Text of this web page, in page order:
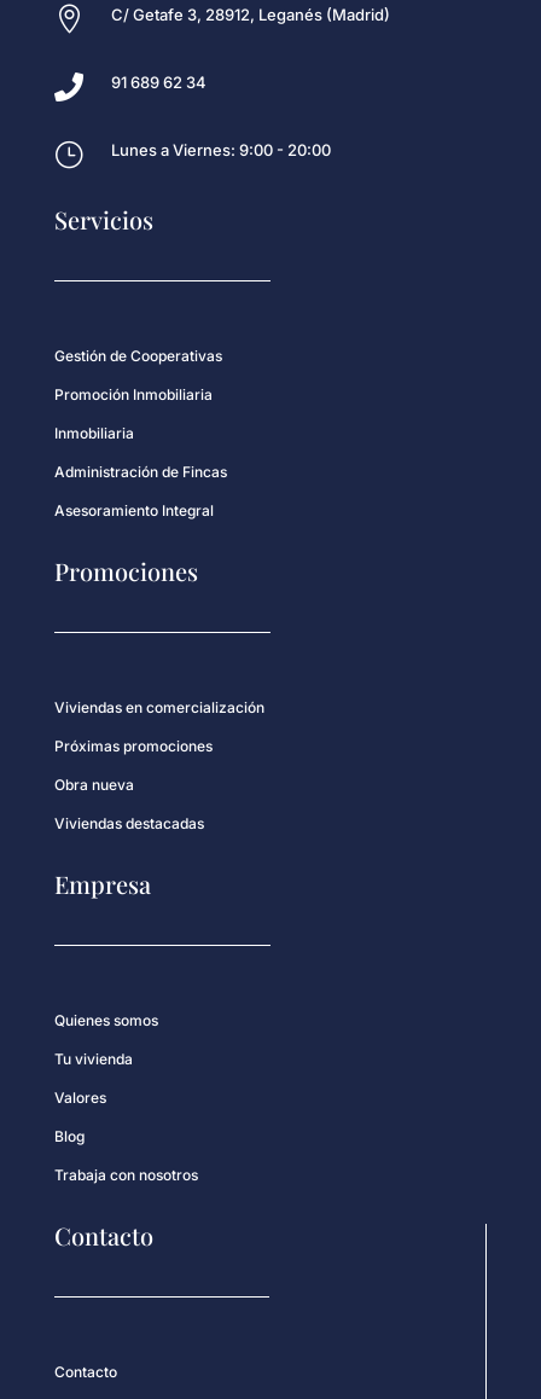
 C/ Getafe 3, 28912, Leganés (Madrid)
 91 689 62 34
} Lunes a Viernes: 9:00 - 20:00
Servicios
Gestión de Cooperativas
Promoción Inmobiliaria
Inmobiliaria
Administración de Fincas
Asesoramiento Integral
Promociones
Viviendas en comercialización
Próximas promociones
Obra nueva
Viviendas destacadas
Empresa
Quienes somos
Tu vivienda
Valores
Blog
Trabaja con nosotros
Contacto
Contacto